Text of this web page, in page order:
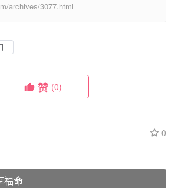
archives/3077.html
赞 (0)
0
福命